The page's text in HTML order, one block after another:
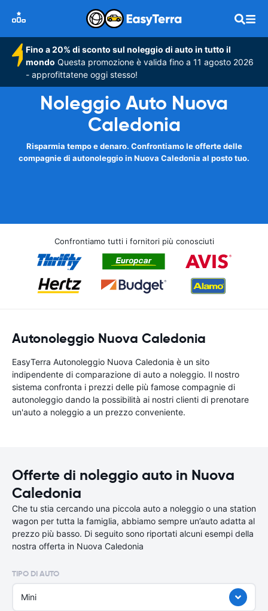
Fino a 20% di sconto sul noleggio di auto in tutto il
mondo Questa promozione è valida fino a 11 agosto 2026
- approfittatene oggi stesso!
Noleggio Auto Nuova
Caledonia
Risparmia tempo e denaro. Confrontiamo le offerte delle
compagnie di autonoleggio in Nuova Caledonia al posto tuo.
Confrontiamo tutti i fornitori più conosciuti
Autonoleggio Nuova Caledonia
EasyTerra Autonoleggio Nuova Caledonia è un sito
indipendente di comparazione di auto a noleggio. Il nostro
sistema confronta i prezzi delle più famose compagnie di
autonoleggio dando la possibilità ai nostri clienti di prenotare
un'auto a noleggio a un prezzo conveniente.
Offerte di noleggio auto in Nuova
Caledonia
Che tu stia cercando una piccola auto a noleggio o una station
wagon per tutta la famiglia, abbiamo sempre un’auto adatta al
prezzo più basso. Di seguito sono riportati alcuni esempi della
nostra offerta in Nuova Caledonia
TIPO DI AUTO
Mini